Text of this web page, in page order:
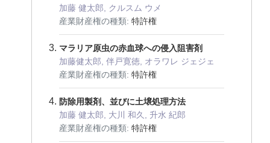
加藤 健太郎, クルスム ウメ
産業財産権の種類: 特許権
マラリア原虫の赤血球への侵入阻害剤
加藤健太郎, 伴戸寛徳, オラワレ ジェジェ
産業財産権の種類: 特許権
防除用製剤、並びに土壌処理方法
加藤 健太郎, 大川 和久, 升水 紀郎
産業財産権の種類: 特許権